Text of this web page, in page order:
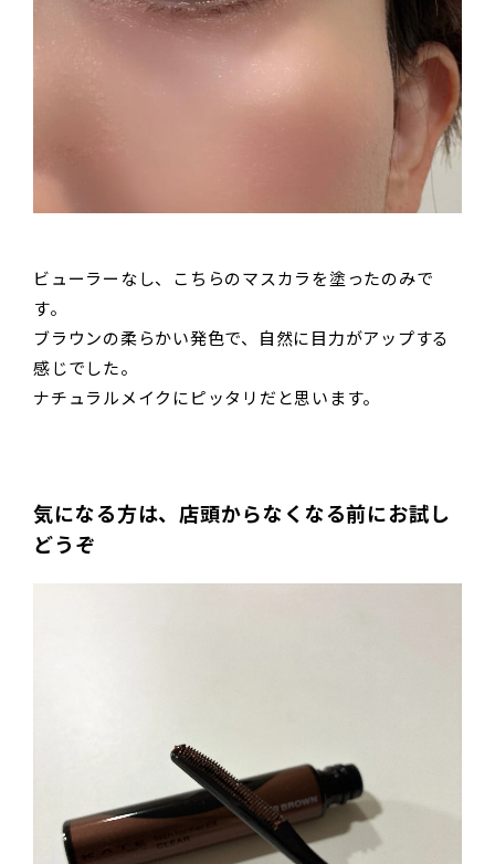
ビューラーなし、こちらのマスカラを塗ったのみで
す。
ブラウンの柔らかい発色で、自然に目力がアップする
感じでした。
ナチュラルメイクにピッタリだと思います。
気になる方は、店頭からなくなる前にお試し
どうぞ